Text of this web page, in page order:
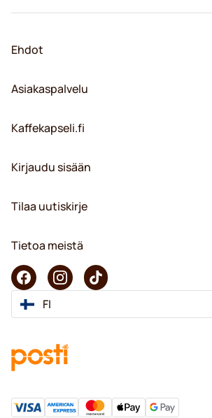
Ehdot
Asiakaspalvelu
Kaffekapseli.fi
Kirjaudu sisään
Tilaa uutiskirje
Tietoa meistä
FI